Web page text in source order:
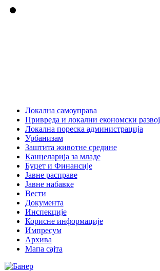
Локална самоуправа
Привреда и локални економски развој
Локална пореска администрација
Урбанизам
Заштита животне средине
Канцеларија за младе
Буџет и Финансије
Јавне расправе
Јавне набавке
Вести
Документа
Инспекције
Корисне информације
Импресум
Архива
Мапа сајта